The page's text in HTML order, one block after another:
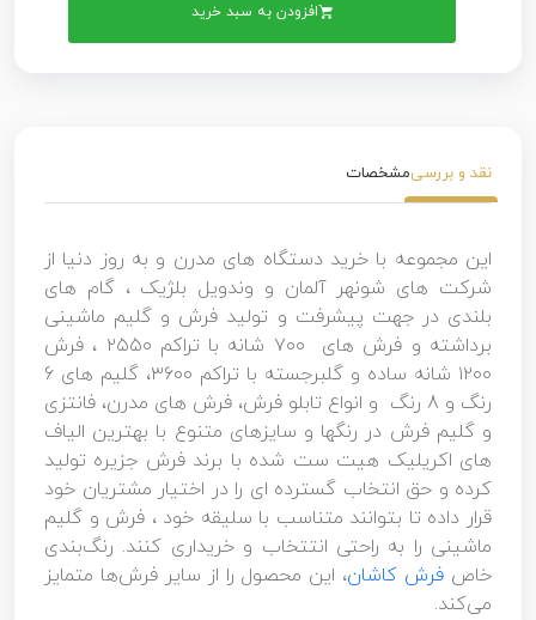
افزودن به سبد خرید
نقد و بررسیمشخصات
این مجموعه با خرید دستگاه های مدرن و به روز دنیا از
شرکت های شونهر آلمان و وندویل بلژیک ، گام های
بلندی در جهت پیشرفت و تولید فرش و گلیم ماشینی
برداشته و فرش های ۷۰۰ شانه با تراکم ۲۵۵۰ ، فرش
۱۲۰۰ شانه ساده و گلبرجسته با تراکم ۳۶۰۰، گلیم های 6
رنگ و 8 رنگ و انواع تابلو فرش، فرش های مدرن، فانتزی
و گلیم فرش در رنگها و سایزهای متنوع با بهترین الیاف
های اکریلیک هیت ست شده با برند فرش جزیره تولید
کرده و حق انتخاب گسترده ای را در اختیار مشتریان خود
قرار داده تا بتوانند متناسب با سلیقه خود ، فرش و گلیم
ماشینی را به راحتی انتتخاب و خریداری کنند. رنگ‌بندی
خاص فرش کاشان، این محصول را از سایر فرش‌ها متمایز
می‌کند.